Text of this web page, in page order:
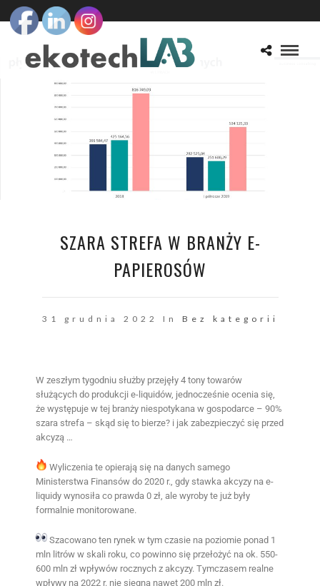
SZARA STREFA W BRANŻY E-
PAPIEROSÓW
31 grudnia 2022 In Bez kategorii
W zeszłym tygodniu służby przejęły 4 tony towarów
służących do produkcji e-liquidów, jednocześnie ocenia się,
że występuje w tej branży niespotykana w gospodarce – 90%
szara strefa – skąd się to bierze? i jak zabezpieczyć się przed
akcyzą …
Wyliczenia te opierają się na danych samego
Ministerstwa Finansów do 2020 r., gdy stawka akcyzy na e-
liquidy wynosiła co prawda 0 zł, ale wyroby te już były
formalnie monitorowane.
Szacowano ten rynek w tym czasie na poziomie ponad 1
mln litrów w skali roku, co powinno się przełożyć na ok. 550-
600 mln zł wpływów rocznych z akcyzy. Tymczasem realne
wpływy na 2022 r. nie sięgną nawet 200 mln zł.